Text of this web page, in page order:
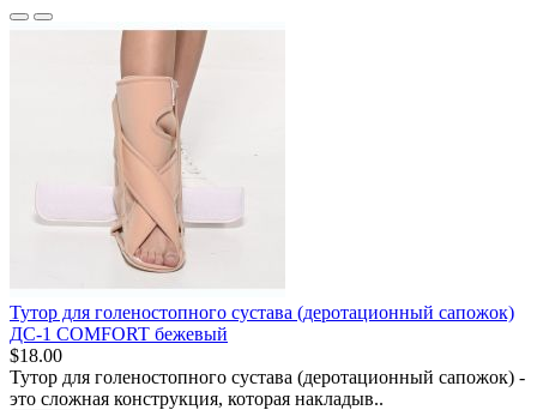
Тутор для голеностопного сустава (деротационный сапожок)
ДС-1 COMFORT бежевый
$18.00
Тутор для голеностопного сустава (деротационный сапожок) -
это сложная конструкция, которая накладыв..